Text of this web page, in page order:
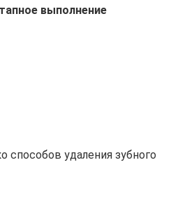
выполнение
способов удаления зубного